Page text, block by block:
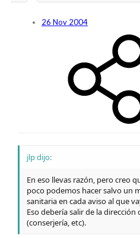
26 Nov 2004
jlp dijo:
En eso llevas razón, pero creo
poco podemos hacer salvo un
sanitaria en cada aviso al que
Eso debería salir de la
(conserjería, etc).